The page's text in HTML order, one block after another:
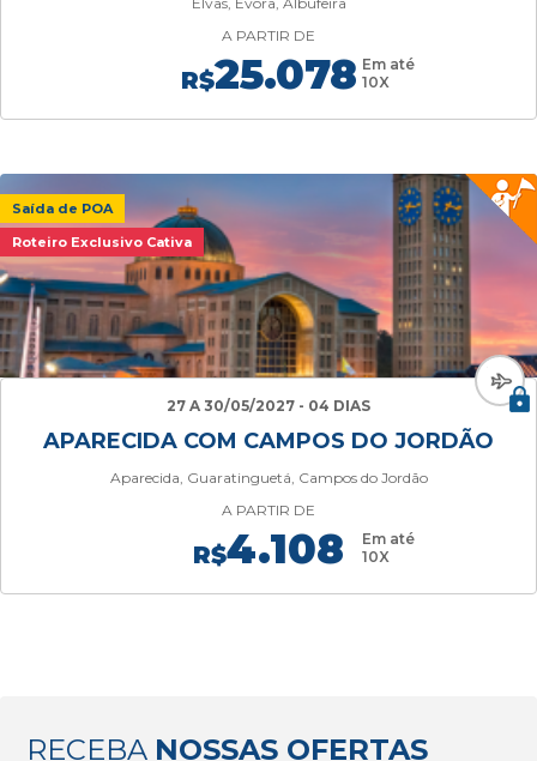
A PARTIR DE
R$25.078 Em até
10X
Saída de POA
Roteiro Exclusivo Cativa
27 A 30/05/2027 - 04 DIAS
APARECIDA COM CAMPOS DO JORDÃO
Aparecida, Guaratinguetá, Campos do Jordão
A PARTIR DE
R$4.108
Em até
10X
RECEBA NOSSAS OFERTAS